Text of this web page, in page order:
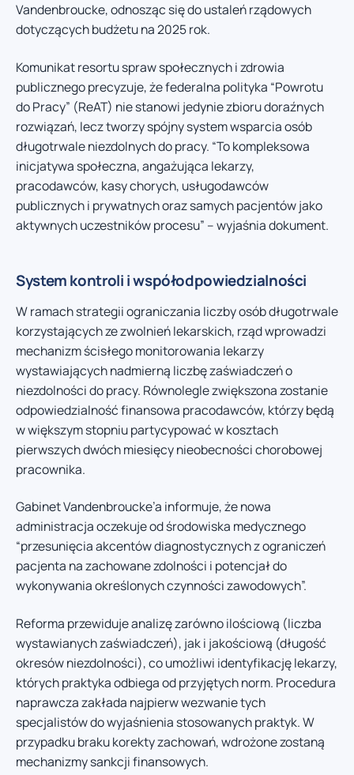
Vandenbroucke, odnosząc się do ustaleń rządowych
dotyczących budżetu na 2025 rok.
Komunikat resortu spraw społecznych i zdrowia
publicznego precyzuje, że federalna polityka “Powrotu
do Pracy” (ReAT) nie stanowi jedynie zbioru doraźnych
rozwiązań, lecz tworzy spójny system wsparcia osób
długotrwale niezdolnych do pracy. “To kompleksowa
inicjatywa społeczna, angażująca lekarzy,
pracodawców, kasy chorych, usługodawców
publicznych i prywatnych oraz samych pacjentów jako
aktywnych uczestników procesu” – wyjaśnia dokument.
System kontroli i współodpowiedzialności
W ramach strategii ograniczania liczby osób długotrwale
korzystających ze zwolnień lekarskich, rząd wprowadzi
mechanizm ścisłego monitorowania lekarzy
wystawiających nadmierną liczbę zaświadczeń o
niezdolności do pracy. Równolegle zwiększona zostanie
odpowiedzialność finansowa pracodawców, którzy będą
w większym stopniu partycypować w kosztach
pierwszych dwóch miesięcy nieobecności chorobowej
pracownika.
Gabinet Vandenbroucke’a informuje, że nowa
administracja oczekuje od środowiska medycznego
“przesunięcia akcentów diagnostycznych z ograniczeń
pacjenta na zachowane zdolności i potencjał do
wykonywania określonych czynności zawodowych”.
Reforma przewiduje analizę zarówno ilościową (liczba
wystawianych zaświadczeń), jak i jakościową (długość
okresów niezdolności), co umożliwi identyfikację lekarzy,
których praktyka odbiega od przyjętych norm. Procedura
naprawcza zakłada najpierw wezwanie tych
specjalistów do wyjaśnienia stosowanych praktyk. W
przypadku braku korekty zachowań, wdrożone zostaną
mechanizmy sankcji finansowych.